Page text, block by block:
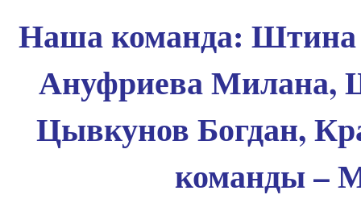
Наша команда: Штина
Ануфриева Милана,
Цывкунов Богдан,
команды –